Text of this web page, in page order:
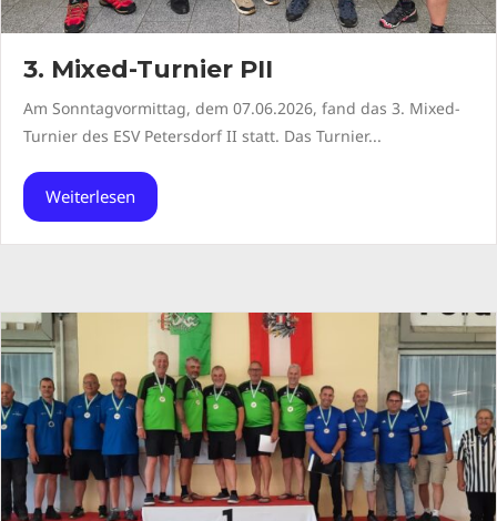
3. Mixed-Turnier PII
Am Sonntagvormittag, dem 07.06.2026, fand das 3. Mixed-
Turnier des ESV Petersdorf II statt. Das Turnier...
Weiterlesen